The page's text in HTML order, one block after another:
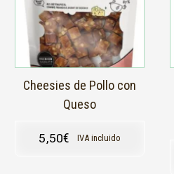
Cheesies de Pollo con
Queso
5,50€ IVA incluido